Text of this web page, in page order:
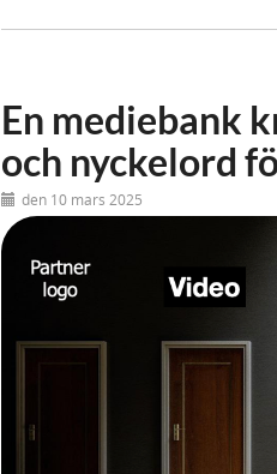
En mediebank
och nyckelord
den 10 mars 2025